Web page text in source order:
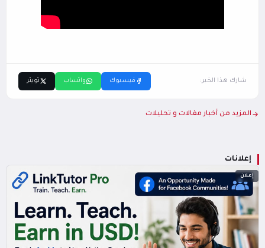
إعلانات
إعلان
شارك هذا الخبر: فيسبوك واتساب تويتر
المزيد من أخبار مقالات و تحليلات